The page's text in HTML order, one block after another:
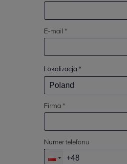
E-mail *
Lokalizacja *
Firma *
Numer telefonu